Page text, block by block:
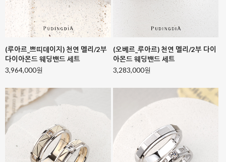
(아르키) 다이아몬드 웨딩밴드 세트
3,163,000원
(노바라) 중/소 다이아몬드 웨딩밴드
세트 콤비컬러
3,214,000원